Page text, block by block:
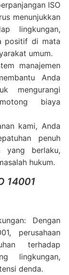
ISO
menunjukkan
lingkungan,
positif di mata
umum.
manajemen
Anda
mengurangi
biaya
kami, Anda
penuh
yang berlaku,
hukum.
14001
Dengan
perusahaan
terhadap
lingkungan,
denda.